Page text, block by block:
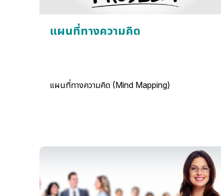
แผนที่ทางความคิด
แผนที่ทางความคิด (Mind Mapping)